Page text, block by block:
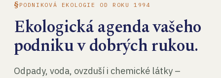
PODNIKOVÁ EKOLOGIE OD ROKU 1994
Ekologická agenda vašeho
podniku v dobrých rukou.
Odpady, voda, ovzduší i chemické látky –